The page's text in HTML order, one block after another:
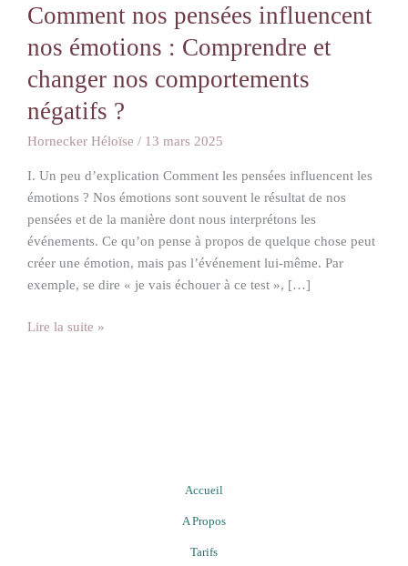
Comment nos pensées influencent
nos émotions : Comprendre et
changer nos comportements
négatifs ?
Hornecker Héloïse / 13 mars 2025
I. Un peu d’explication Comment les pensées influencent les
émotions ? Nos émotions sont souvent le résultat de nos
pensées et de la manière dont nous interprétons les
événements. Ce qu’on pense à propos de quelque chose peut
créer une émotion, mais pas l’événement lui-même. Par
exemple, se dire « je vais échouer à ce test », […]
Lire la suite »
Accueil
A Propos
Tarifs